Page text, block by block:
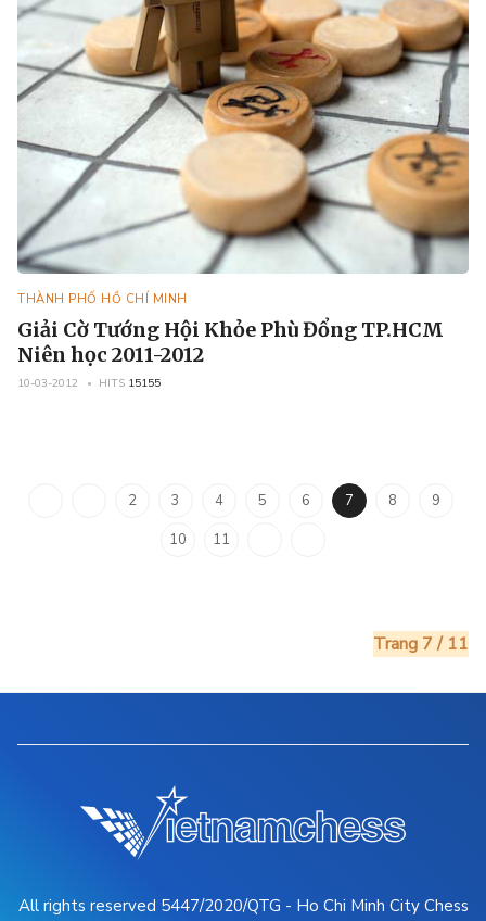
THÀNH PHỐ HỒ CHÍ MINH
Giải Cờ Tướng Hội Khỏe Phù Đổng TP.HCM
Niên học 2011-2012
10-03-2012 HITS 15155
2 3 4 5 6 7 8
9
10
11
Trang 7 / 11
All rights reserved 5447/2020/QTG - Ho Chi Minh City Chess